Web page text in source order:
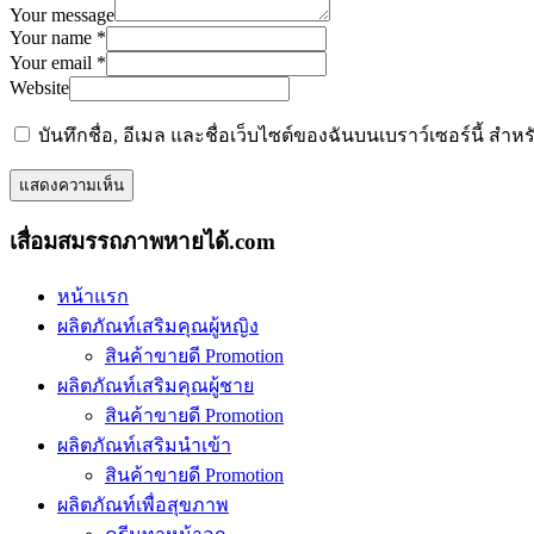
Your message
Your name *
Your email *
Website
บันทึกชื่อ, อีเมล และชื่อเว็บไซต์ของฉันบนเบราว์เซอร์นี้ สำห
เสื่อมสมรรถภาพหายได้.com
หน้าแรก
ผลิตภัณท์เสริมคุณผู้หญิง
สินค้าขายดี Promotion
ผลิตภัณท์เสริมคุณผู้ชาย
สินค้าขายดี Promotion
ผลิตภัณท์เสริมนำเข้า
สินค้าขายดี Promotion
ผลิตภัณท์เพื่อสุขภาพ